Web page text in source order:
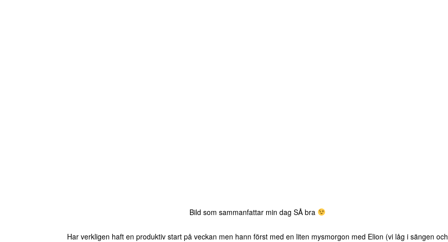
Bild som sammanfattar min dag SÅ bra
Har verkligen haft en produktiv start på veckan men hann först med en liten mysmorgon med Elion (vi låg i sängen och